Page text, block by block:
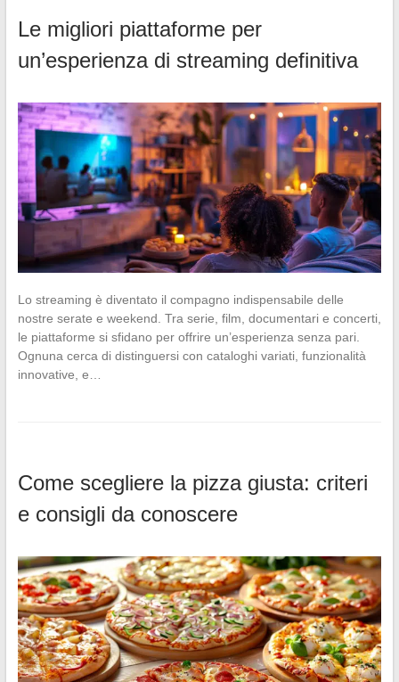
Le migliori piattaforme per
un’esperienza di streaming definitiva
Lo streaming è diventato il compagno indispensabile delle
nostre serate e weekend. Tra serie, film, documentari e concerti,
le piattaforme si sfidano per offrire un’esperienza senza pari.
Ognuna cerca di distinguersi con cataloghi variati, funzionalità
innovative, e…
Come scegliere la pizza giusta: criteri
e consigli da conoscere